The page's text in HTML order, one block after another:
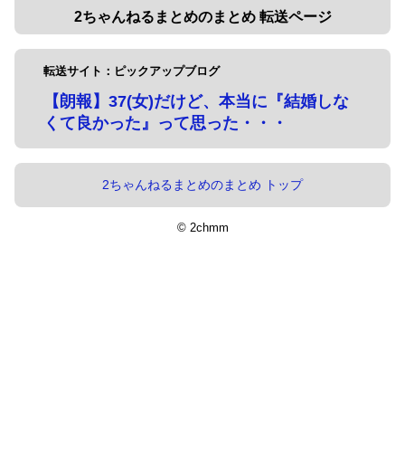
2ちゃんねるまとめのまとめ 転送ページ
転送サイト：ピックアップブログ
【朗報】37(女)だけど、本当に『結婚しな
くて良かった』って思った・・・
2ちゃんねるまとめのまとめ トップ
© 2chmm